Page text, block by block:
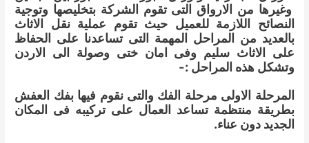
وغيرها من الارواق التى تقوم الشركة بتخليصها وتوجية
النصائح اللازمة للعميل حيث تقوم عملية نقل الاثاث
بالعديد من المراحل المهمة التى تساعدنا على الحفاظ
على الاثاث سليم وفى امان ختى وصولة الى الاردن
وتشكل هذه المراحل :-
المرحلة الاولى مرحلة الفك والتى نقوم فيها بفك العفش
بطريقة منتظمة تساعد العمال على تركيبه فى المكان
الجديد دون عناء.